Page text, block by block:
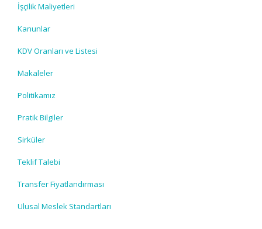
İşçilik Maliyetleri
Kanunlar
KDV Oranları ve Listesi
Makaleler
Politikamız
Pratik Bilgiler
Sirküler
Teklif Talebi
Transfer Fiyatlandırması
Ulusal Meslek Standartları